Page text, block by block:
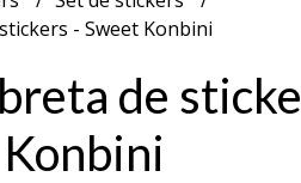
- Sweet Konbini
de